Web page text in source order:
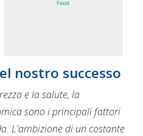
nostro successo
e la salute, la
sono i principali fattori
L'ambizione di un costante